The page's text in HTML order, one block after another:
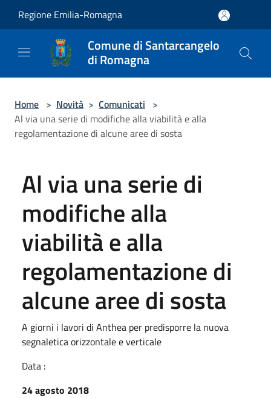
Regione Emilia-Romagna
Comune di Santarcangelo
di Romagna
Home > Novità > Comunicati >
Al via una serie di modifiche alla viabilità e alla
regolamentazione di alcune aree di sosta
Al via una serie di
modifiche alla
viabilità e alla
regolamentazione di
alcune aree di sosta
A giorni i lavori di Anthea per predisporre la nuova
segnaletica orizzontale e verticale
Data :
24 agosto 2018